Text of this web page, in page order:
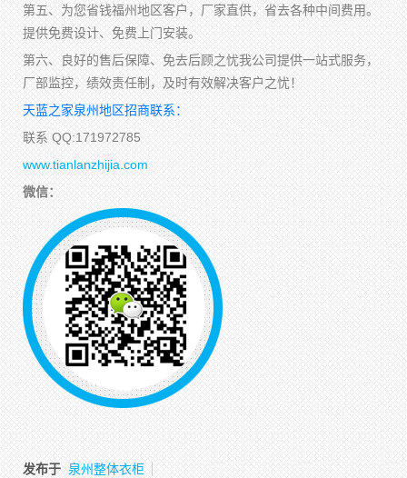
第五、为您省钱福州地区客户，厂家直供，省去各种中间费用。
提供免费设计、免费上门安装。
第六、良好的售后保障、免去后顾之忧我公司提供一站式服务，
厂部监控，绩效责任制，及时有效解决客户之忧！
天蓝之家泉州地区招商联系：
联系 QQ:171972785
www.tianlanzhijia.com
微信：
发布于 泉州整体衣柜